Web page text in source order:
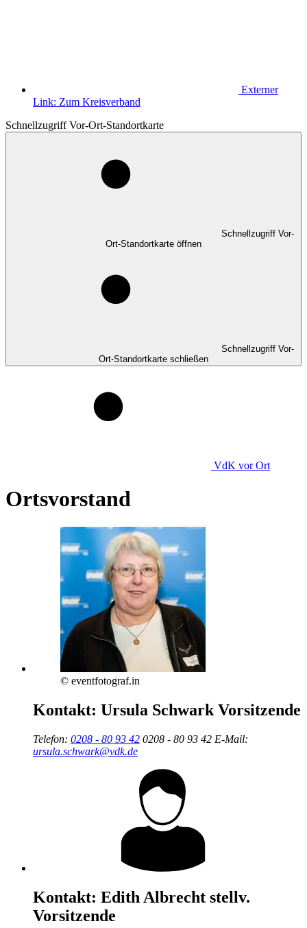
Externer
Link: Zum Kreisverband
Schnellzugriff Vor-Ort-Standortkarte
Schnellzugriff Vor-
Ort-Standortkarte öffnen
Schnellzugriff Vor-
Ort-Standortkarte schließen
VdK vor Ort
Ortsvorstand
© eventfotograf.in
Kontakt: Ursula Schwark Vorsitzende
Telefon: 0208 - 80 93 42 0208 - 80 93 42 E-Mail:
ursula.schwark@vdk.de
Kontakt: Edith Albrecht stellv.
Vorsitzende